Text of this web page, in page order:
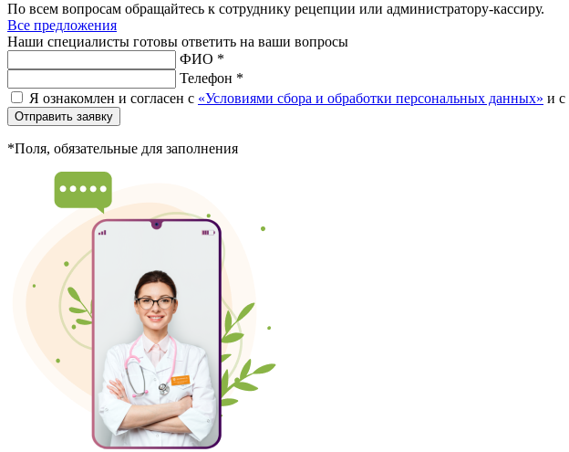
По всем вопросам обращайтесь к сотруднику рецепции или администратору-кассиру.
Все предложения
Наши специалисты готовы ответить на ваши вопросы
ФИО *
Телефон *
Я ознакомлен и согласен с «Условиями сбора и обработки персональных данных» и с
Отправить заявку
*Поля, обязательные для заполнения